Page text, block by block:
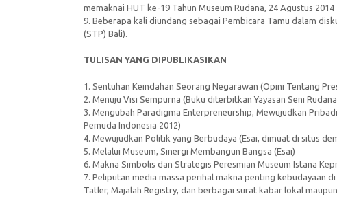
memaknai HUT ke-19 Tahun Museum Rudana, 24 Agustus 2014
9. Beberapa kali diundang sebagai Pembicara Tamu dalam
(STP) Bali).
TULISAN YANG DIPUBLIKASIKAN
1. Sentuhan Keindahan Seorang Negarawan (Opini Tentang
2. Menuju Visi Sempurna (Buku diterbitkan Yayasan Seni
3. Mengubah Paradigma Enterpreneurship, Mewujudkan
Pemuda Indonesia 2012)
4. Mewujudkan Politik yang Berbudaya (Esai, dimuat di situs
5. Melalui Museum, Sinergi Membangun Bangsa (Esai)
6. Makna Simbolis dan Strategis Peresmian Museum Istana
7. Peliputan media massa perihal makna penting kebudayaan
Tatler, Majalah Registry, dan berbagai surat kabar lokal maupun